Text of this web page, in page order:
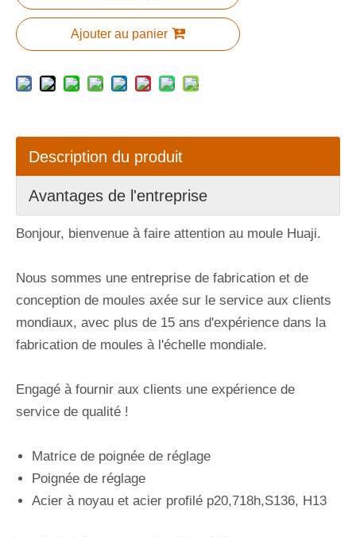
Ajouter au panier
Description du produit
Avantages de l'entreprise
Bonjour, bienvenue à faire attention au moule Huaji.
Nous sommes une entreprise de fabrication et de
conception de moules axée sur le service aux clients
mondiaux, avec plus de 15 ans d'expérience dans la
fabrication de moules à l'échelle mondiale.
Engagé à fournir aux clients une expérience de
service de qualité !
Matrice de poignée de réglage
Poignée de réglage
Acier à noyau et acier profilé p20,718h,S136, H13